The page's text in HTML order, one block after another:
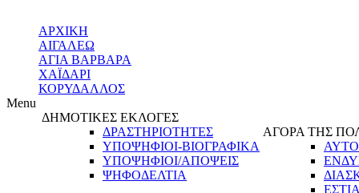
ΑΡΧΙΚΗ
ΑΙΓΑΛΕΩ
ΑΓΙΑ ΒΑΡΒΑΡΑ
ΧΑΪΔΑΡΙ
ΚΟΡΥΔΑΛΛΟΣ
Menu
ΔΗΜΟΤΙΚΕΣ ΕΚΛΟΓΕΣ
ΔΡΑΣΤΗΡΙΟΤΗΤΕΣ
ΥΠΟΨΗΦΙΟΙ-ΒΙΟΓΡΑΦΙΚΑ
ΥΠΟΨΗΦΙΟΙ/ΑΠΟΨΕΙΣ
ΨΗΦΟΔΕΛΤΙΑ
ΑΓΟΡΑ ΤΗΣ